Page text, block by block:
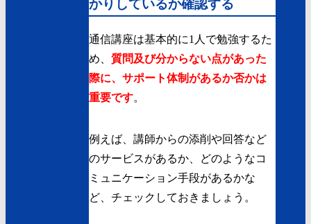
かりしているか確認する
通信講座は基本的に1人で勉強するた
め、 質問及び分からない点があった
際に、サポート体制があるか否かは
重要です。
例えば、講師からの添削や回答など
のサービスがあるか、どのようなコ
ミュニケーション手段があるかな
ど、チェックしておきましょう。